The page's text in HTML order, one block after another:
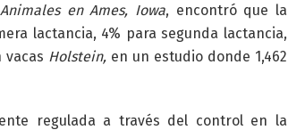
en Ames, Iowa, encontró que la
lactancia, 4% para segunda lactancia,
vacas Holstein, en un estudio donde 1,462
regulada a través del control en la